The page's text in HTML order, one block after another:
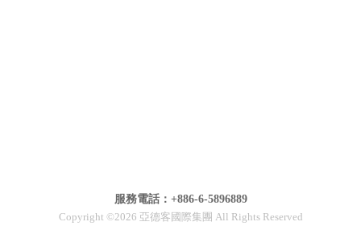
服務電話：+886-6-5896889
Copyright ©2026 亞德客國際集團 All Rights Reserved